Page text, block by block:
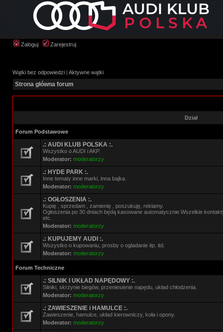
Zaloguj Zarejestruj
Wątki bez odpowiedzi | Aktywne wątki
Strona główna forum
Dział
Forum Podstawowe
.: AUDI KLUB POLSKA :.
Wszystko o AUDI i AKP.
Moderator: moderatorzy
.: HYDE PARK :.
Inne tematy inne marki, inna bajka.
Moderator: moderatorzy
.: OGŁOSZENIA :.
Kupię , sprzedam , zamienię , poszukuję, reklamy.
Ogłoszenia po 30 dniach będą kasowane automatycznie.Wszelkie
etc.
Moderator: moderatorzy
.: KUPUJEMY AUDI :.
Wszystko o kupowaniu, prosby o ogladanie itp. itd.
Moderator: moderatorzy
Forum Techniczne
.: SILNIK I UKŁAD NAPĘDOWY :.
Silniki, skrzynie biegów, przeniesienie napędu, układ chłodzenia.
Moderator: moderatorzy
.: ZAWIESZENIE i HAMULCE :.
Zawieszenie, hamulce, układ kierowniczy, koła i opony.
Moderator: moderatorzy